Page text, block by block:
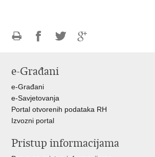
FacebookuTwitteru
e-Građani
e-Građani
e-Savjetovanja
Portal otvorenih podataka RH
Izvozni portal
Pristup informacijama